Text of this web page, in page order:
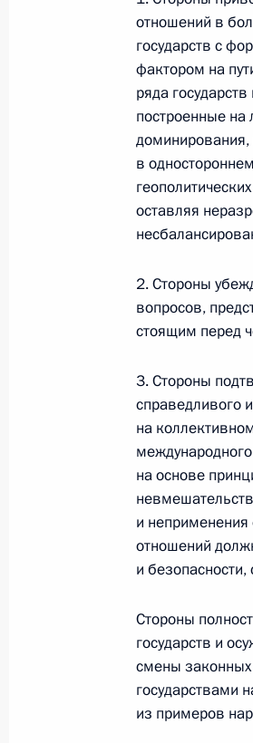
Встреча с
театральных
Владимиром
5 августа 2026
Встреча с
компании
Маринычевым
4 августа 2026
отношений в
государств с
фактором на
ряда
построенные на
в
оставляя
2. Стороны
вопросов,
стоящим перед
3. Стороны
справедливого
на
на основе
и
отношений
и
Стороны
государств и
смены законных
государствами
из примеров